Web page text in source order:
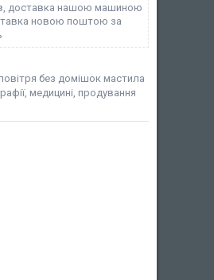
доставка нашою машиною
новою поштою за
без домішок мастила
медицині, продування